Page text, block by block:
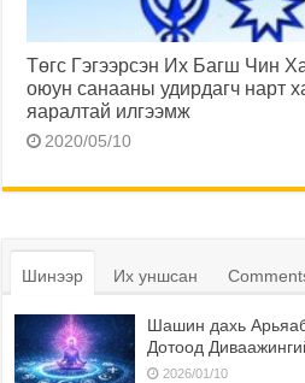
Төгс Гэгээрсэн Их Багш Чин
оюун санааны удирдагч нарт
яаралтай илгээмж
2020/05/10
Шинээр Их уншсан
Шашин дахь
Дотоод
2026/01/10